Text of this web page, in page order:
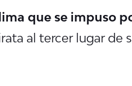
que se impuso
al tercer lugar de